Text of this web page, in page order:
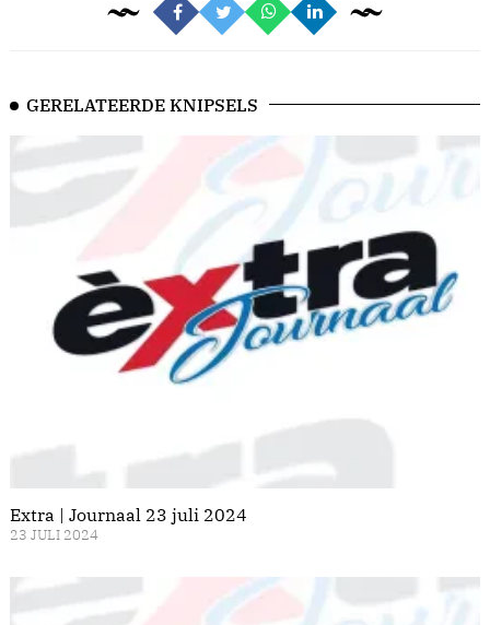
GERELATEERDE KNIPSELS
Extra | Journaal 23 juli 2024
23 JULI 2024